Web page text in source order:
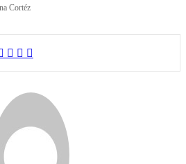
Cortéz
Reddit
VKontakte
Compartir
correo